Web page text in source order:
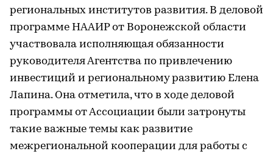
региональных институтов развития. В деловой
программе НААИР от Воронежской области
участвовала исполняющая обязанности
руководителя Агентства по привлечению
инвестиций и региональному развитию Елена
Лапина. Она отметила, что в ходе деловой
программы от Ассоциации были затронуты
такие важные темы как развитие
межрегиональной кооперации для работы с